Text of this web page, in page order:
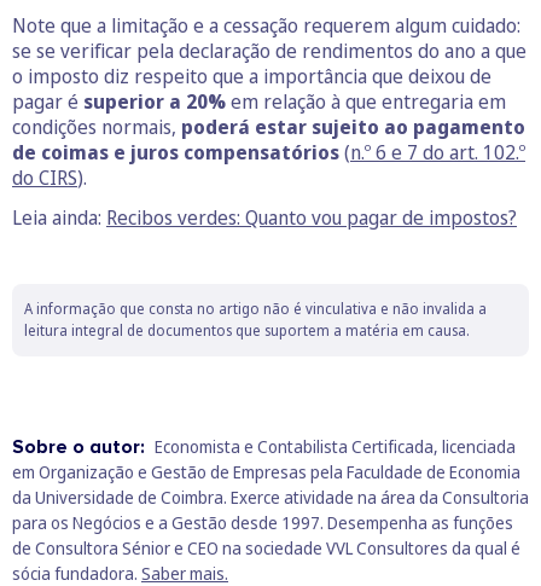
Note que a limitação e a cessação requerem algum cuidado:
se se verificar pela declaração de rendimentos do ano a que
o imposto diz respeito que a importância que deixou de
pagar é superior a 20%em relação à que entregaria em
condições normais, poderá estar sujeito ao pagamento
de coimas e juros compensatórios(n.º 6 e 7 do art. 102.º
do CIRS).
Leia ainda: Recibos verdes: Quanto vou pagar de impostos?
A informação que consta no artigo não é vinculativa e não invalida a
leitura integral de documentos que suportem a matéria em causa.
Sobre o autor: Economista e Contabilista Certificada, licenciada
em Organização e Gestão de Empresas pela Faculdade de Economia
da Universidade de Coimbra. Exerce atividade na área da Consultoria
para os Negócios e a Gestão desde 1997. Desempenha as funções
de Consultora Sénior e CEO na sociedade VVL Consultores da qual é
sócia fundadora. Saber mais.